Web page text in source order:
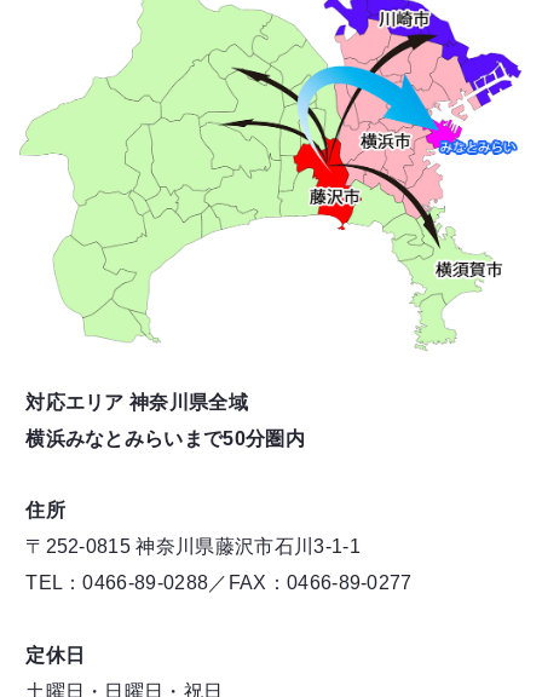
対応エリア 神奈川県全域
横浜みなとみらいまで50分圏内
住所
〒252-0815 神奈川県藤沢市石川3-1-1
TEL：0466-89-0288／FAX：0466-89-0277
定休日
土曜日・日曜日・祝日